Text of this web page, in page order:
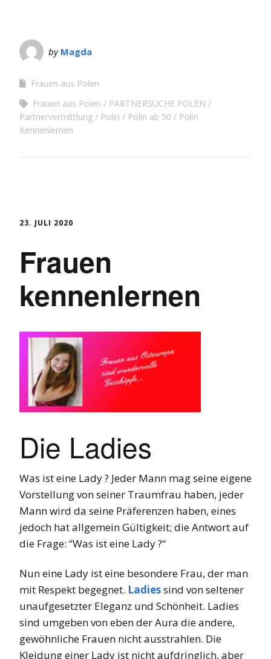
by Magda
Frauen aus Polen
Frauen aus Polen
PARTNERSUCHE POLEN
Partnervermittlung
Polin Polin ab 50
Polin
Kennenlernen
23. JULI 2020
Frauen
kennenlernen
Die Ladies
Was ist eine Lady ? Jeder Mann mag seine eigene
Vorstellung von seiner Traumfrau haben, jeder
Mann wird da seine Präferenzen haben, eines
jedoch hat allgemein Gültigkeit; die Antwort auf
die Frage: “Was ist eine Lady ?“
Nun eine Lady ist eine besondere Frau, der man
mit Respekt begegnet. Ladiessind von seltener
unaufgesetzter Eleganz und Schönheit. Ladies
sind umgeben von eben der Aura die andere,
gewöhnliche Frauen nicht ausstrahlen. Die
Kleidung einer Lady ist nicht aufdringlich, aber